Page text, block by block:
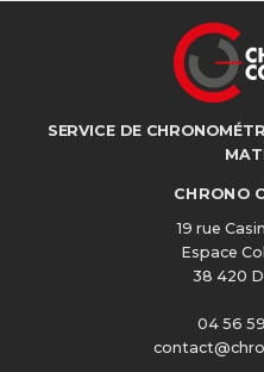
SERVICE DE
CHRONO
19 rue
Espace
38 420
04 56